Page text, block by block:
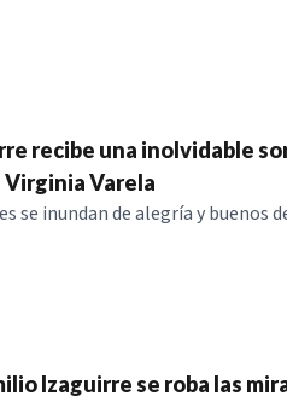
recibe una inolvidable
Virginia Varela
se inundan de alegría y buenos
Izaguirre se roba las